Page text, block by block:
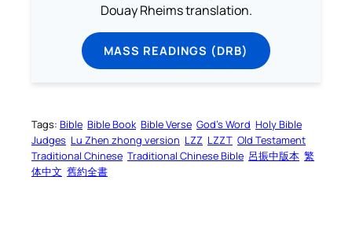
Douay Rheims translation.
MASS READINGS (DRB)
Tags: Bible Bible Book Bible Verse God’s Word Holy Bible
Judges Lu Zhen zhong version LZZ LZZT Old Testament
Traditional Chinese Traditional Chinese Bible 呂振中版本 繁
体中文 舊約全書